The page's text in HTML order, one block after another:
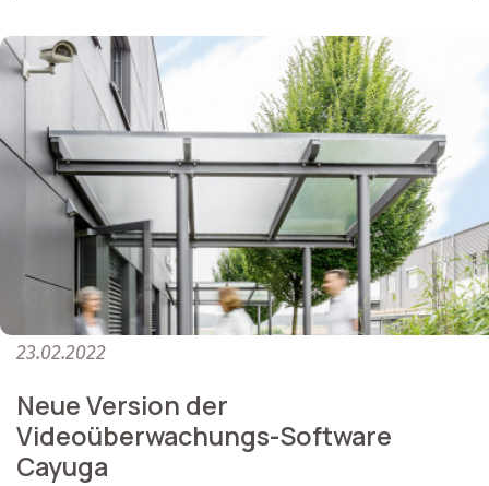
23.02.2022
Neue Version der
Videoüberwachungs-Software
Cayuga